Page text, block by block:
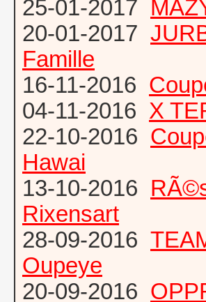
25-01-2017
20-01-2017
Famille
16-11-2016
04-11-2016 X
22-10-2016
Hawai
13-10-2016
Rixensart
28-09-2016
Oupeye
20-09-2016